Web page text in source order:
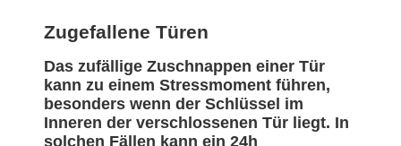
Zugefallene Türen
Das zufällige Zuschnappen einer Tür
kann zu einem Stressmoment führen,
besonders wenn der Schlüssel im
Inneren der verschlossenen Tür liegt. In
solchen Fällen kann ein 24h